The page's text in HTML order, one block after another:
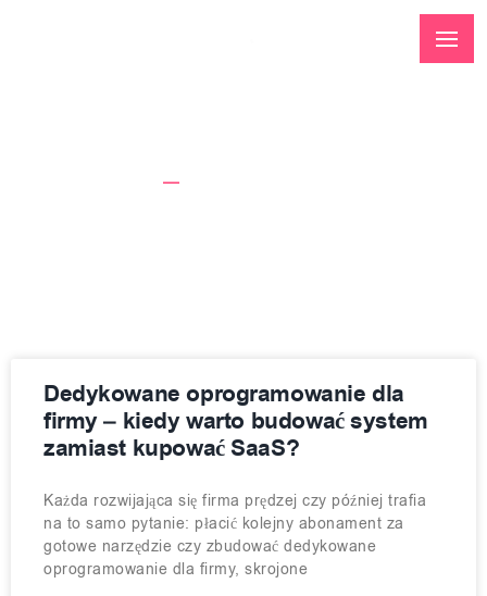
Dedykowane oprogramowanie dla
firmy – kiedy warto budować system
zamiast kupować SaaS?
Każda rozwijająca się firma prędzej czy później trafia
na to samo pytanie: płacić kolejny abonament za
gotowe narzędzie czy zbudować dedykowane
oprogramowanie dla firmy, skrojone